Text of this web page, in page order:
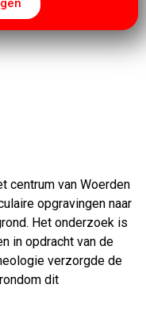
centrum van Woerden
opgravingen naar
Het onderzoek is
in opdracht van de
verzorgde de
dit